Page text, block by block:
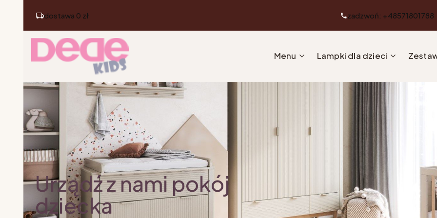
dostawa 0 zł zadzwoń: +48571801788
Menu Lampki dla dzieci
Urządź z nami pokój
dziecka